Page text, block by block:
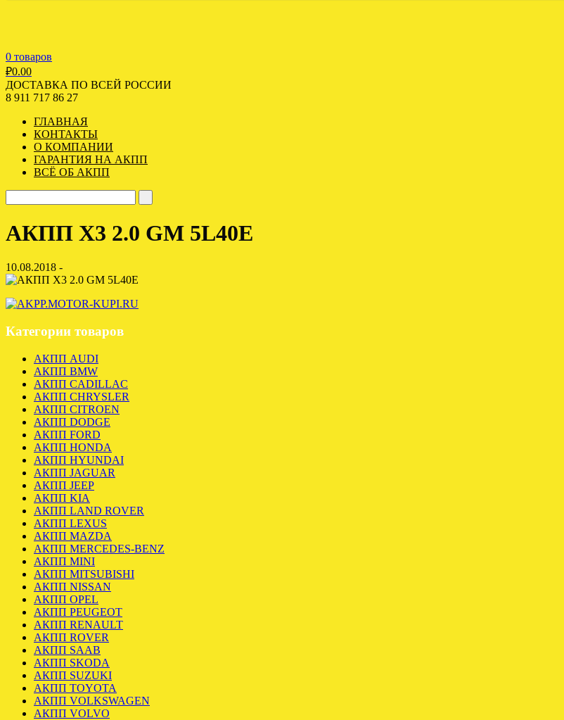
0 товаров
₽0.00
ДОСТАВКА ПО ВСЕЙ РОССИИ
8 911 717 86 27
ГЛАВНАЯ
КОНТАКТЫ
О КОМПАНИИ
ГАРАНТИЯ НА АКПП
ВСЁ ОБ АКПП
АКПП X3 2.0 GM 5L40E
10.08.2018 -
Категории товаров
АКПП AUDI
АКПП BMW
АКПП CADILLAC
АКПП CHRYSLER
АКПП CITROEN
АКПП DODGE
АКПП FORD
АКПП HONDA
АКПП HYUNDAI
АКПП JAGUAR
АКПП JEEP
АКПП KIA
АКПП LAND ROVER
АКПП LEXUS
АКПП MAZDA
АКПП MERCEDES-BENZ
АКПП MINI
АКПП MITSUBISHI
АКПП NISSAN
АКПП OPEL
АКПП PEUGEOT
АКПП RENAULT
АКПП ROVER
АКПП SAAB
АКПП SKODA
АКПП SUZUKI
АКПП TOYOTA
АКПП VOLKSWAGEN
АКПП VOLVO